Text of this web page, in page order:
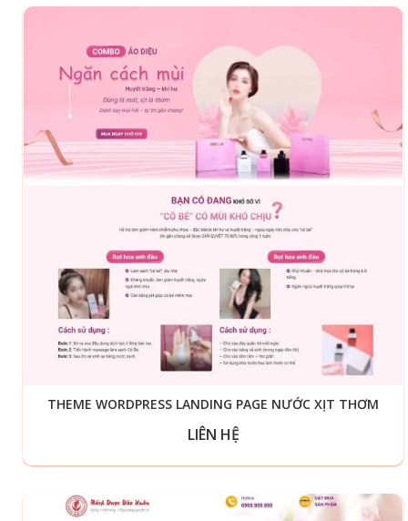
THEME WORDPRESS LANDING PAGE NƯỚC XỊT THƠM
LIÊN HỆ